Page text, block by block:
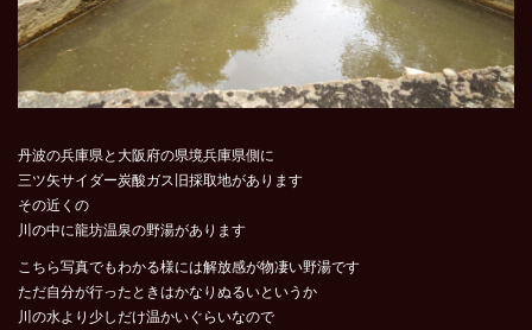
丹波の兵庫県と大阪府の県境兵庫県側に
三ツ矢サイダー炭酸ガス旧採取地があります
その近くの
川の中に龍坊温泉の野湯があります
こちら写真でもわかる様には解放感が物凄い野湯です
ただ自分が行ったときはかなりぬるいというか
川の水より少しだけ温かいぐらいなので